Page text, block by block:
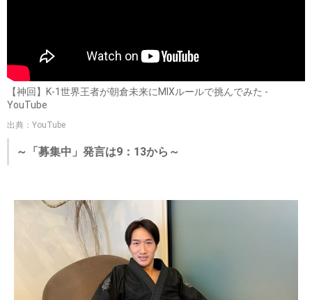
【神回】K-1世界王者が朝倉未来にMIXルールで挑んでみた -
YouTube
出典：YouTube
～「募集中」発言は9：13から～